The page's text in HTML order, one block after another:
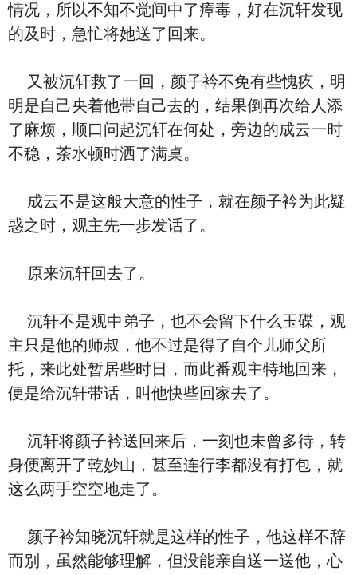
情况，所以不知不觉间中了瘴毒，好在沉轩发现
的及时，急忙将她送了回来。
又被沉轩救了一回，颜子衿不免有些愧疚，明
明是自己央着他带自己去的，结果倒再次给人添
了麻烦，顺口问起沉轩在何处，旁边的成云一时
不稳，茶水顿时洒了满桌。
成云不是这般大意的性子，就在颜子衿为此疑
惑之时，观主先一步发话了。
原来沉轩回去了。
沉轩不是观中弟子，也不会留下什么玉碟，观
主只是他的师叔，他不过是得了自个儿师父所
托，来此处暂居些时日，而此番观主特地回来，
便是给沉轩带话，叫他快些回家去了。
沉轩将颜子衿送回来后，一刻也未曾多待，转
身便离开了乾妙山，甚至连行李都没有打包，就
这么两手空空地走了。
颜子衿知晓沉轩就是这样的性子，他这样不辞
而别，虽然能够理解，但没能亲自送一送他，心